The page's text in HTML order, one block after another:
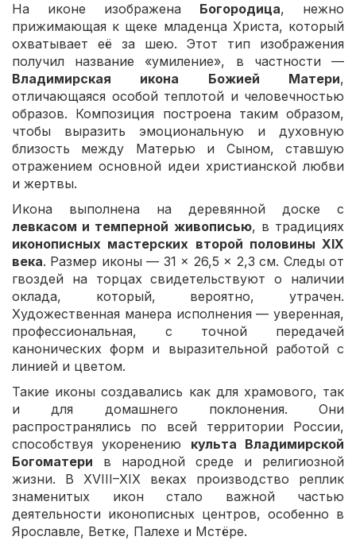
На иконе изображена Богородица, нежно
прижимающая к щеке младенца Христа, который
охватывает её за шею. Этот тип изображения
получил название «умиление», в частности —
Владимирская икона Божией Матери,
отличающаяся особой теплотой и человечностью
образов. Композиция построена таким образом,
чтобы выразить эмоциональную и духовную
близость между Матерью и Сыном, ставшую
отражением основной идеи христианской любви
и жертвы.
Икона выполнена на деревянной доске с
левкасом и темперной живописью, в традициях
иконописных мастерских второй половины XIX
века. Размер иконы — 31 × 26,5 × 2,3 см. Следы от
гвоздей на торцах свидетельствуют о наличии
оклада, который, вероятно, утрачен.
Художественная манера исполнения — уверенная,
профессиональная, с точной передачей
канонических форм и выразительной работой с
линией и цветом.
Такие иконы создавались как для храмового, так
и для домашнего поклонения. Они
распространялись по всей территории России,
способствуя укоренению культа Владимирской
Богоматери в народной среде и религиозной
жизни. В XVIII–XIX веках производство реплик
знаменитых икон стало важной частью
деятельности иконописных центров, особенно в
Ярославле, Ветке, Палехе и Мстёре.